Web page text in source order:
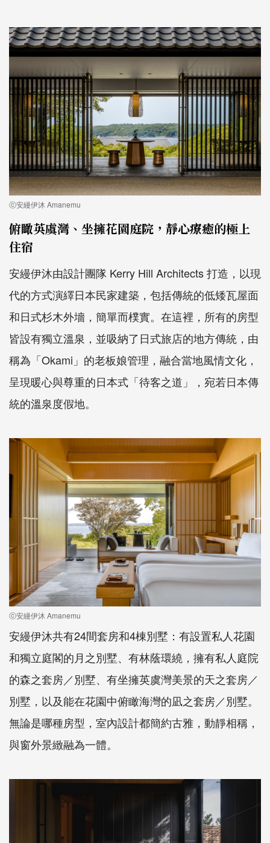
ⓒ安縵伊沐 Amanemu
俯瞰英虞灣、坐擁花園庭院，靜心療癒的極上
住宿
安縵伊沐由設計團隊 Kerry Hill Architects 打造，以現
代的方式演繹日本民家建築，包括傳統的低矮瓦屋面
和日式杉木外墻，簡單而樸實。在這裡，所有的房型
皆設有獨立溫泉，並吸納了日式旅店的地方傳統，由
稱為「Okami」的老板娘管理，融合當地風情文化，
呈現暖心與尊重的日本式「待客之道」，宛若日本傳
統的溫泉度假地。
ⓒ安縵伊沐 Amanemu
安縵伊沐共有24間套房和4棟別墅：有設置私人花園
和獨立庭閣的月之別墅、有林蔭環繞，擁有私人庭院
的森之套房／別墅、有坐擁英虞灣美景的天之套房／
別墅，以及能在花園中俯瞰海灣的凪之套房／別墅。
無論是哪種房型，室內設計都簡約古雅，動靜相稱，
與窗外景緻融為一體。